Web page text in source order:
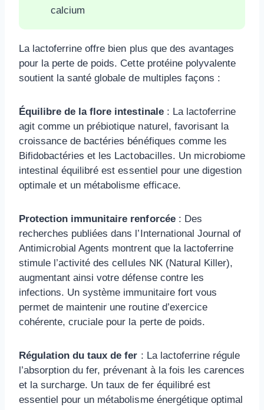
calcium
La lactoferrine offre bien plus que des avantages
pour la perte de poids. Cette protéine polyvalente
soutient la santé globale de multiples façons :
Équilibre de la flore intestinale: La lactoferrine
agit comme un prébiotique naturel, favorisant la
croissance de bactéries bénéfiques comme les
Bifidobactéries et les Lactobacilles. Un microbiome
intestinal équilibré est essentiel pour une digestion
optimale et un métabolisme efficace.
Protection immunitaire renforcée: Des
recherches publiées dans l’International Journal of
Antimicrobial Agents montrent que la lactoferrine
stimule l’activité des cellules NK (Natural Killer),
augmentant ainsi votre défense contre les
infections. Un système immunitaire fort vous
permet de maintenir une routine d’exercice
cohérente, cruciale pour la perte de poids.
Régulation du taux de fer : La lactoferrine régule
l’absorption du fer, prévenant à la fois les carences
et la surcharge. Un taux de fer équilibré est
essentiel pour un métabolisme énergétique optimal